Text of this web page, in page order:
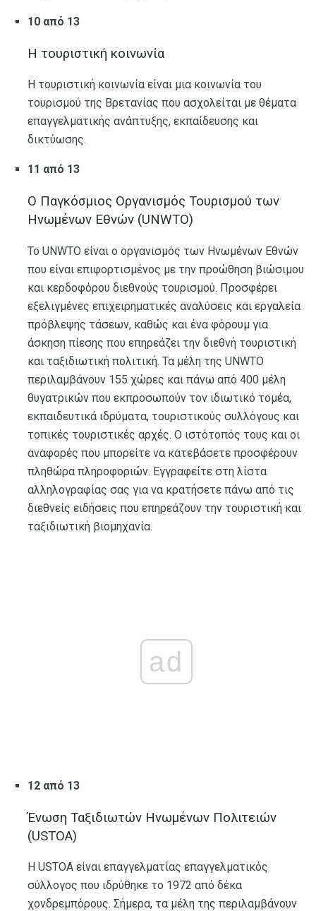
10 από 13
Η τουριστική κοινωνία
Η τουριστική κοινωνία είναι μια κοινωνία του
τουρισμού της Βρετανίας που ασχολείται με θέματα
επαγγελματικής ανάπτυξης, εκπαίδευσης και
δικτύωσης.
11 από 13
Ο Παγκόσμιος Οργανισμός Τουρισμού των
Ηνωμένων Εθνών (UNWTO)
Το UNWTO είναι ο οργανισμός των Ηνωμένων Εθνών
που είναι επιφορτισμένος με την προώθηση βιώσιμου
και κερδοφόρου διεθνούς τουρισμού. Προσφέρει
εξελιγμένες επιχειρηματικές αναλύσεις και εργαλεία
πρόβλεψης τάσεων, καθώς και ένα φόρουμ για
άσκηση πίεσης που επηρεάζει την διεθνή τουριστική
και ταξιδιωτική πολιτική. Τα μέλη της UNWTO
περιλαμβάνουν 155 χώρες και πάνω από 400 μέλη
θυγατρικών που εκπροσωπούν τον ιδιωτικό τομέα,
εκπαιδευτικά ιδρύματα, τουριστικούς συλλόγους και
τοπικές τουριστικές αρχές. Ο ιστότοπός τους και οι
αναφορές που μπορείτε να κατεβάσετε προσφέρουν
πληθώρα πληροφοριών. Εγγραφείτε στη λίστα
αλληλογραφίας σας για να κρατήσετε πάνω από τις
διεθνείς ειδήσεις που επηρεάζουν την τουριστική και
ταξιδιωτική βιομηχανία.
ad
12 από 13
Ένωση Ταξιδιωτών Ηνωμένων Πολιτειών
(USTOA)
Η USTOA είναι επαγγελματίας επαγγελματικός
σύλλογος που ιδρύθηκε το 1972 από δέκα
χονδρεμπόρους. Σήμερα, τα μέλη της περιλαμβάνουν